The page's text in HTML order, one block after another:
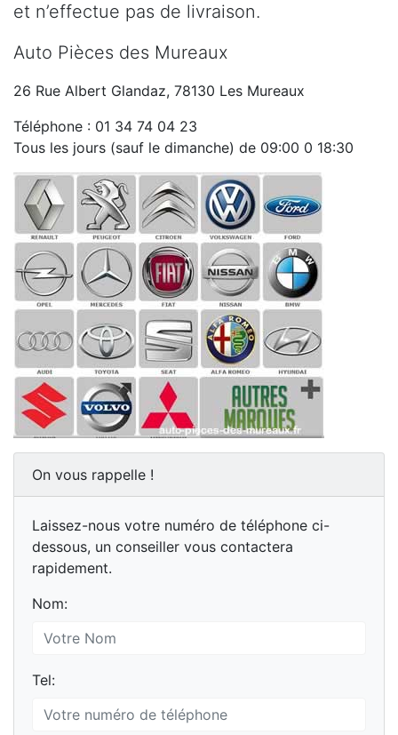
et n’effectue pas de livraison.
Auto Pièces des Mureaux
26 Rue Albert Glandaz, 78130 Les Mureaux
Téléphone : 01 34 74 04 23
Tous les jours (sauf le dimanche) de 09:00 0 18:30
On vous rappelle !
Laissez-nous votre numéro de téléphone ci-
dessous, un conseiller vous contactera
rapidement.
Nom:
Tel: